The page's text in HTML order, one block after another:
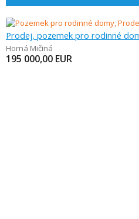
Prodej, pozemek pro rodinné
Horná Mičiná
195 000,00 EUR